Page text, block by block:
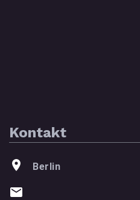
Kontakt
Berlin